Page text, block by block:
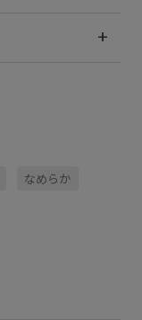
なめらか